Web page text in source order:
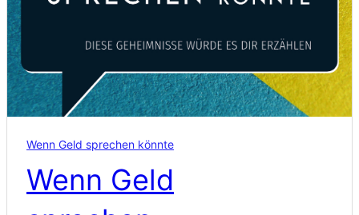
Wenn Geld sprechen könnte
Wenn Geld